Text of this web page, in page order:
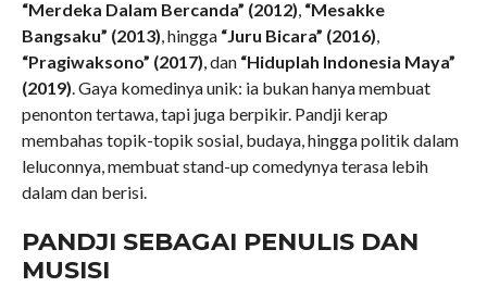
“Merdeka Dalam Bercanda” (2012), “Mesakke
Bangsaku” (2013), hingga “Juru Bicara” (2016),
“Pragiwaksono” (2017), dan “Hiduplah Indonesia Maya”
(2019). Gaya komedinya unik: ia bukan hanya membuat
penonton tertawa, tapi juga berpikir. Pandji kerap
membahas topik-topik sosial, budaya, hingga politik dalam
leluconnya, membuat stand-up comedynya terasa lebih
dalam dan berisi.
PANDJI SEBAGAI PENULIS DAN
MUSISI